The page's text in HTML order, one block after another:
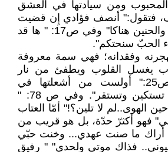
ومن سيادتها في العشق
فتقول:" أنصف فؤادي إِن قضيت
وقل لهم/ روح ونبض والحنين هناكا" وفي ص17: " ها قد
الحبّ سنحتكم".
وفقدانه؛ فهي سمة معروفة
يغسل القلوب ويطفئ من نار
لوعتهم تقول في ص25:" أولست من أشعلتها في
أضلعي/ مرها فديتك تستكين وتستقر". وفي ص 78: "
الهوى..لم لا تلين؟!" أمّا العتاب
فهو أكثرّ حدّة، بل هو قريب من
تقول ص 47:" أراك ما صنت عهدي... وخنت حبّي
فذاك موتي ولحدي" " رفيق